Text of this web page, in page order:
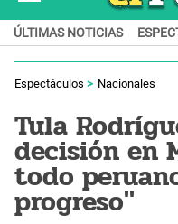
ÚLTIMAS NOTICIAS
Espectáculos Nacionales
Tula
decisión en
todo
progreso"